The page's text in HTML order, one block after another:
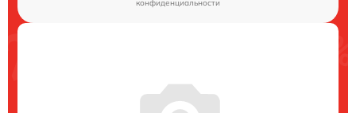
конфиденциальности